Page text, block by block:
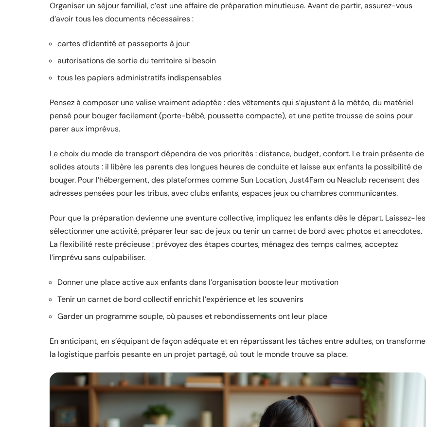
Organiser un séjour familial, c’est une affaire de préparation minutieuse. Avant de partir, assurez-vous
d’avoir tous les documents nécessaires :
cartes d’identité et passeports à jour
autorisations de sortie du territoire si besoin
tous les papiers administratifs indispensables
Pensez à composer une valise vraiment adaptée : des vêtements qui s’ajustent à la météo, du matériel
pensé pour bouger facilement (porte-bébé, poussette compacte), et une petite trousse de soins pour
parer aux imprévus.
Le choix du mode de transport dépendra de vos priorités : distance, budget, confort. Le train présente de
solides atouts : il libère les parents des longues heures de conduite et laisse aux enfants la possibilité de
bouger. Pour l’hébergement, des plateformes comme Sun Location, Just4Fam ou Neaclub recensent des
adresses pensées pour les tribus, avec clubs enfants, espaces jeux ou chambres communicantes.
Pour que la préparation devienne une aventure collective, impliquez les enfants dès le départ. Laissez-les
sélectionner une activité, préparer leur sac de jeux ou tenir un carnet de bord avec photos et anecdotes.
La flexibilité reste précieuse : prévoyez des étapes courtes, ménagez des temps calmes, acceptez
l’imprévu sans culpabiliser.
Donner une place active aux enfants dans l’organisation booste leur motivation
Tenir un carnet de bord collectif enrichit l’expérience et les souvenirs
Garder un programme souple, où pauses et rebondissements ont leur place
En anticipant, en s’équipant de façon adéquate et en répartissant les tâches entre adultes, on transforme
la logistique parfois pesante en un projet partagé, où tout le monde trouve sa place.